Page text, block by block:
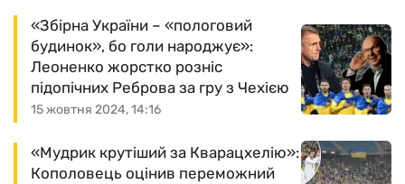
15 жовтня 2024, 14:16
«Збірна України – «пологовий
будинок», бо голи народжує»:
Леоненко жорстко розніс
підопічних Реброва за гру з Чехією
«Мудрик крутіший за Кварацхелію»:
Кополовець оцінив переможний